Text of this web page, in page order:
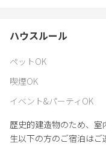
ハウスルール
ペットOK
喫煙OK
イベント&パーティOK
歴史的建造物のため、
生以下の方のご宿泊はご